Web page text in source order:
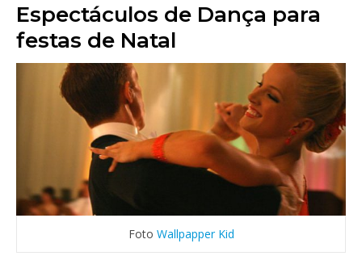
Espectáculos de Dança para
festas de Natal
Foto Wallpapper Kid